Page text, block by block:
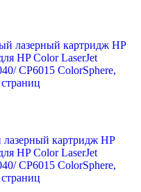
картридж HP
HP Color LaserJet
CP6015 ColorSphere,